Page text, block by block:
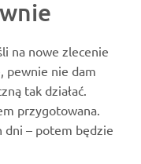
na nowe zlecenie
pewnie nie dam
tak działać.
przygotowana.
dni – potem będzie